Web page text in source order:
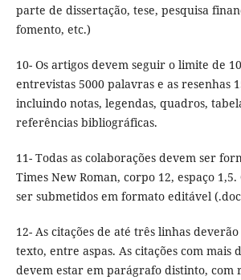
parte de dissertação, tese, pesquisa
fomento, etc.)
10- Os artigos devem seguir o limite de
entrevistas 5000 palavras e as resenhas
incluindo notas, legendas, quadros,
referências bibliográficas.
11- Todas as colaborações devem ser
Times New Roman, corpo 12, espaço
ser submetidos em formato editável
12- As citações de até três linhas
texto, entre aspas. As citações com mais
devem estar em parágrafo distinto, com